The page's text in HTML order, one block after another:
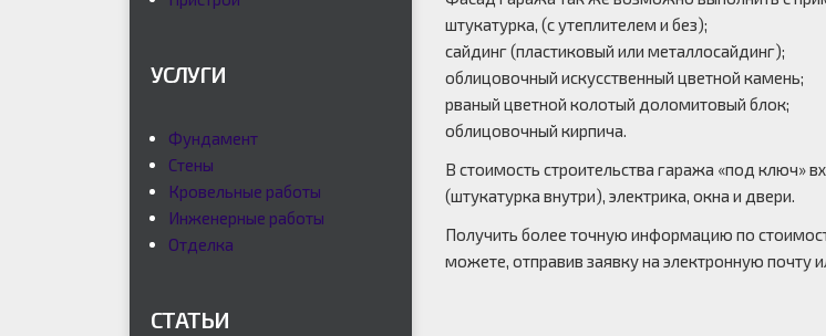
УСЛУГИ
Фундамент
Стены
Кровельные работы
Инженерные работы
Отделка
СТАТЬИ
штукатурка, (с утеплителем и без);
сайдинг (пластиковый или металлосайдинг);
облицовочный искусственный цветной камень;
рваный цветной колотый доломитовый блок;
облицовочный кирпича.
В стоимость строительства гаража «под ключ»
(штукатурка внутри), электрика, окна и двери.
Получить более точную информацию по
можете, отправив заявку на электронную почту